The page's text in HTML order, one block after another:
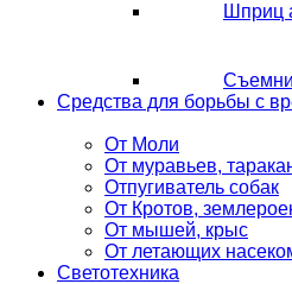
Шприц
Средства для борьбы с
От Моли
От муравьев,
Отпугиватель собак
От Кротов,
От мышей, крыс
От летающих
Светотехника